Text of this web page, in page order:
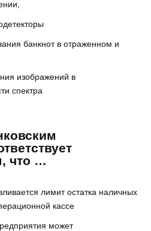
банкнот в отраженном и
изображений в
спектра
что …
лимит остатка наличных
кассе
может